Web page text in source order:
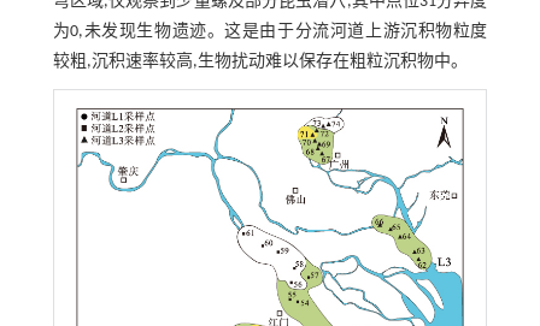
为0,未发现生物遗迹。这是由于分流河道上游沉积物粒度
较粗,沉积速率较高,生物扰动难以保存在粗粒沉积物中。